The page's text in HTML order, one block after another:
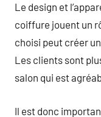
Le design et
coiffure jouent un
choisi peut créer
Les clients sont
salon qui est
Il est donc